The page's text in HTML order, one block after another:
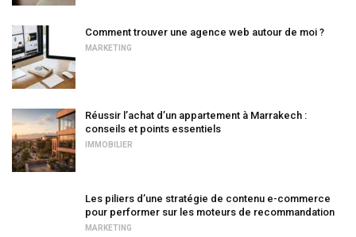
Comment trouver une agence web autour de moi ?
MARKETING
Réussir l’achat d’un appartement à Marrakech :
conseils et points essentiels
IMMOBILIER
Les piliers d’une stratégie de contenu e-commerce
pour performer sur les moteurs de recommandation
MARKETING